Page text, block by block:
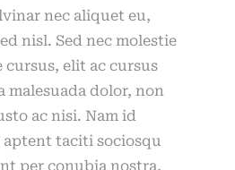
nec aliquet eu,
nisl. Sed nec molestie
cursus, elit ac cursus
dolor, non
ac nisi. Nam id
aptent taciti sociosqu
per conubia nostra,